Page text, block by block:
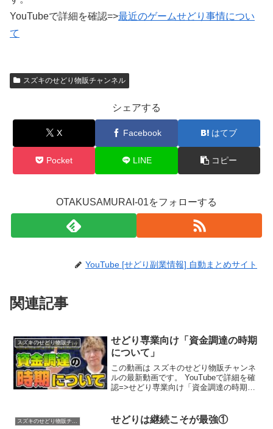
YouTubeで詳細を確認=>最近のゲームせどり事情につい
て
スズキのせどり物販チャンネル
シェアする
X Facebook はてブ
Pocket LINE コピー
OTAKUSAMURAI-01をフォローする
YouTube [せどり副業情報] 自動まとめサイト
関連記事
スズキのせどり物販チャンネル
せどり専業向け「資金調達の時期
について」
この動画は スズキのせどり物販チャンネ
ルの最新動画です。 YouTubeで詳細を確
認=>せどり専業向け「資金調達の時期に
せどりは継続こそが最強①